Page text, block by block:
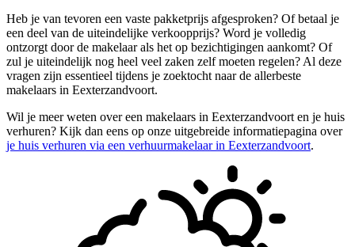
Heb je van tevoren een vaste pakketprijs afgesproken? Of betaal je
een deel van de uiteindelijke verkoopprijs? Word je volledig
ontzorgt door de makelaar als het op bezichtigingen aankomt? Of
zul je uiteindelijk nog heel veel zaken zelf moeten regelen? Al deze
vragen zijn essentieel tijdens je zoektocht naar de allerbeste
makelaars in Eexterzandvoort.
Wil je meer weten over een makelaars in Eexterzandvoort en je huis
verhuren? Kijk dan eens op onze uitgebreide informatiepagina over
je huis verhuren via een verhuurmakelaar in Eexterzandvoort.